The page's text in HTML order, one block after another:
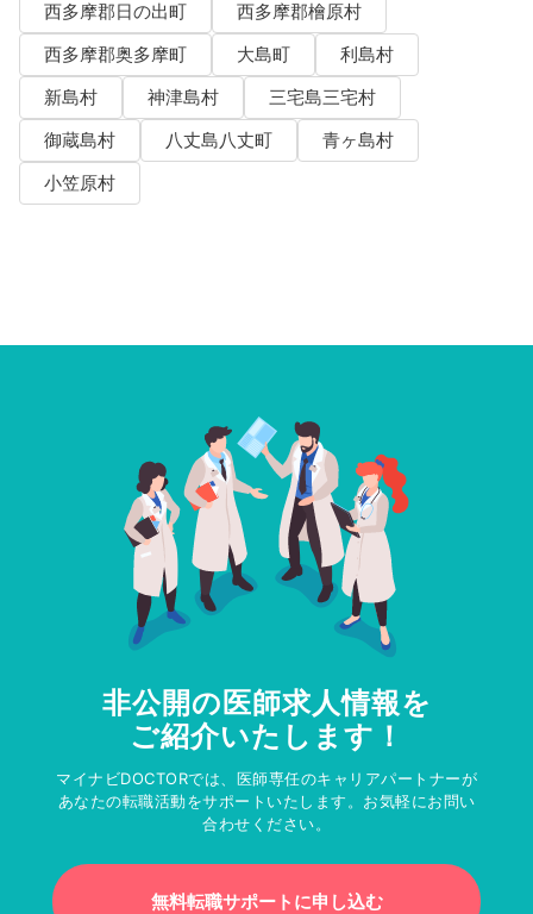
西多摩郡日の出町
西多摩郡檜原村
西多摩郡奥多摩町
大島町
利島村
新島村
神津島村
三宅島三宅村
御蔵島村
八丈島八丈町
青ヶ島村
小笠原村
非公開の医師求人情報を
ご紹介いたします！
マイナビDOCTORでは、医師専任のキャリアパートナーが
あなたの転職活動をサポートいたします。お気軽にお問い
合わせください。
無料転職サポートに申し込む